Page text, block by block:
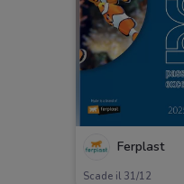
Ferplast
Scade il 31/12